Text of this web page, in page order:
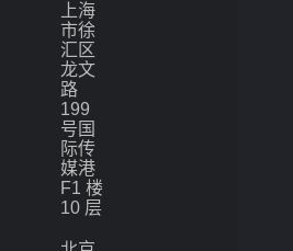
上海
市徐
汇区
龙文
路
199
号国
际传
媒港
F1 楼
10 层